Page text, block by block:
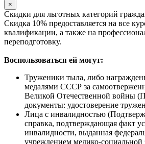
×
Скидки для льготных категорий
Скидка 10% предоставляется на все
квалификации, а также на
переподготовку.
Воспользоваться ей могут:
Труженики тыла, либо
медалями СССР за
Великой Отечественной войны
документы: удостоверение
Лица с инвалидностью
справка, подтверждающая факт
инвалидности, выданная
учреждением медико-социальной